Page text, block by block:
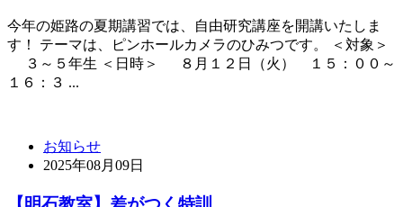
今年の姫路の夏期講習では、自由研究講座を開講いたしま
す！ テーマは、ピンホールカメラのひみつです。 ＜対象＞
３～５年生 ＜日時＞ ８月１２日（火） １５：００～
１６：３ ...
お知らせ
2025年08月09日